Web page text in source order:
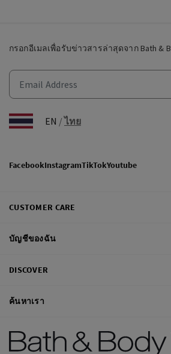
กรอกอีเมลเพื่อรับข่าวสารล่าสุดจาก Bath &
EN /ไทย
FacebookInstagramTikTokYoutube
CUSTOMER CARE
บัญชีของฉัน
DISCOVER
ค้นหาเรา